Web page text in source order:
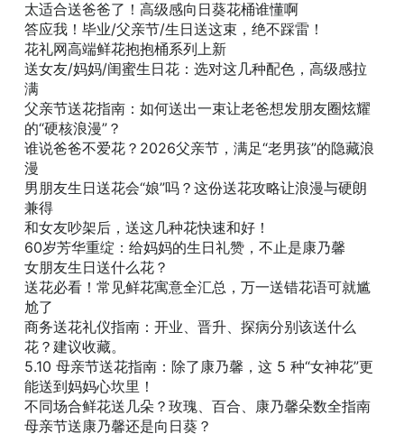
太适合送爸爸了！高级感向日葵花桶谁懂啊
答应我！毕业/父亲节/生日送这束，绝不踩雷！
花礼网高端鲜花抱抱桶系列上新
送女友/妈妈/闺蜜生日花：选对这几种配色，高级感拉
满
父亲节送花指南：如何送出一束让老爸想发朋友圈炫耀
的“硬核浪漫”？
谁说爸爸不爱花？2026父亲节，满足“老男孩”的隐藏浪
漫
男朋友生日送花会“娘”吗？这份送花攻略让浪漫与硬朗
兼得
和女友吵架后，送这几种花快速和好！
60岁芳华重绽：给妈妈的生日礼赞，不止是康乃馨
女朋友生日送什么花？
送花必看！常见鲜花寓意全汇总，万一送错花语可就尴
尬了
商务送花礼仪指南：开业、晋升、探病分别该送什么
花？建议收藏。
5.10 母亲节送花指南：除了康乃馨，这 5 种“女神花”更
能送到妈妈心坎里！
不同场合鲜花送几朵？玫瑰、百合、康乃馨朵数全指南
母亲节送康乃馨还是向日葵？